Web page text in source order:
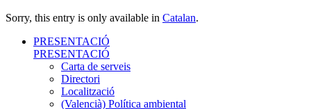
Sorry, this entry is only available in Catalan.
PRESENTACIÓ
PRESENTACIÓ
Carta de serveis
Directori
Localització
(Valencià) Política ambiental